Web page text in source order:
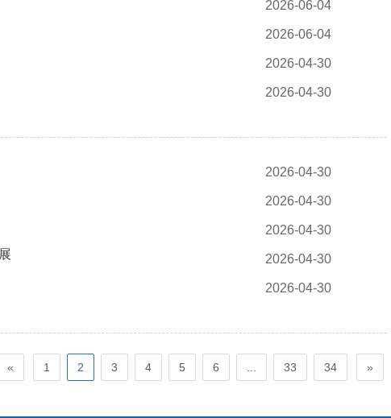
2026-06-04
2026-06-04
2026-04-30
2026-04-30
2026-04-30
2026-04-30
2026-04-30
2026-04-30
2026-04-30
« 1 2 3 4 5 6 33 34 »